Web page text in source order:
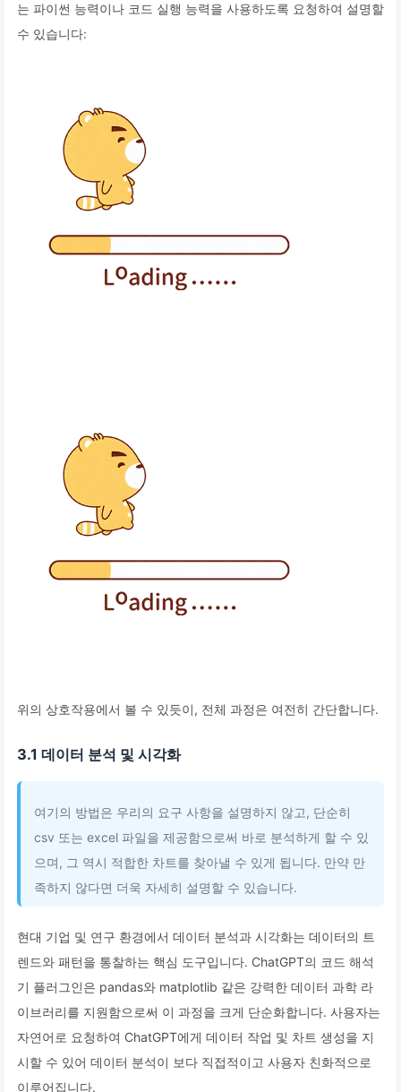
는 파이썬 능력이나 코드 실행 능력을 사용하도록 요청하여 설명할
수 있습니다:
위의 상호작용에서 볼 수 있듯이, 전체 과정은 여전히 간단합니다.
3.1 데이터 분석 및 시각화
여기의 방법은 우리의 요구 사항을 설명하지 않고, 단순히
csv 또는 excel 파일을 제공함으로써 바로 분석하게 할 수 있
으며, 그 역시 적합한 차트를 찾아낼 수 있게 됩니다. 만약 만
족하지 않다면 더욱 자세히 설명할 수 있습니다.
현대 기업 및 연구 환경에서 데이터 분석과 시각화는 데이터의 트
렌드와 패턴을 통찰하는 핵심 도구입니다. ChatGPT의 코드 해석
기 플러그인은 pandas와 matplotlib 같은 강력한 데이터 과학 라
이브러리를 지원함으로써 이 과정을 크게 단순화합니다. 사용자는
자연어로 요청하여 ChatGPT에게 데이터 작업 및 차트 생성을 지
시할 수 있어 데이터 분석이 보다 직접적이고 사용자 친화적으로
이루어집니다.